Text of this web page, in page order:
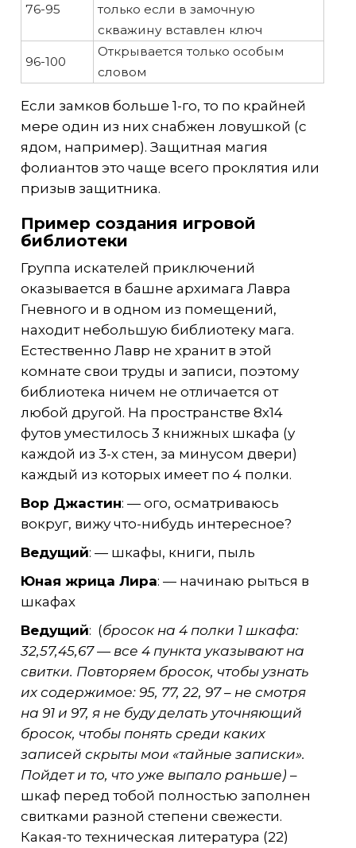
76-95
только если в замочную
скважину вставлен ключ
96-100
Открывается только особым
словом
Если замков больше 1-го, то по крайней
мере один из них снабжен ловушкой (с
ядом, например). Защитная магия
фолиантов это чаще всего проклятия или
призыв защитника.
Пример создания игровой
библиотеки
Группа искателей приключений
оказывается в башне архимага Лавра
Гневного и в одном из помещений,
находит небольшую библиотеку мага.
Естественно Лавр не хранит в этой
комнате свои труды и записи, поэтому
библиотека ничем не отличается от
любой другой. На пространстве 8х14
футов уместилось 3 книжных шкафа (у
каждой из 3-х стен, за минусом двери)
каждый из которых имеет по 4 полки.
Вор Джастин: — ого, осматриваюсь
вокруг, вижу что-нибудь интересное?
Ведущий: — шкафы, книги, пыль
Юная жрица Лира: — начинаю рыться в
шкафах
Ведущий: (бросок на 4 полки 1 шкафа:
32,57,45,67 — все 4 пункта указывают на
свитки. Повторяем бросок, чтобы узнать
их содержимое: 95, 77, 22, 97 – не смотря
на 91 и 97, я не буду делать уточняющий
бросок, чтобы понять среди каких
записей скрыты мои «тайные записки».
Пойдет и то, что уже выпало раньше) –
шкаф перед тобой полностью заполнен
свитками разной степени свежести.
Какая-то техническая литература (22)